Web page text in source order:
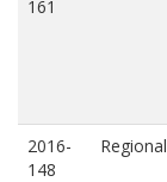
161
2016-
148
Regional